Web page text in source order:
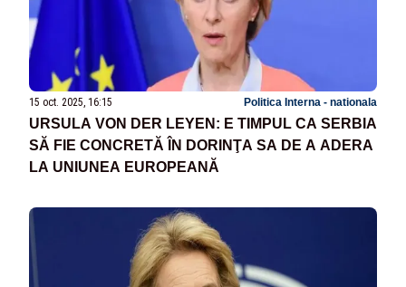
15 oct. 2025, 16:15 Politica Interna - nationala
URSULA VON DER LEYEN: E TIMPUL CA SERBIA
SĂ FIE CONCRETĂ ÎN DORINŢA SA DE A ADERA
LA UNIUNEA EUROPEANĂ